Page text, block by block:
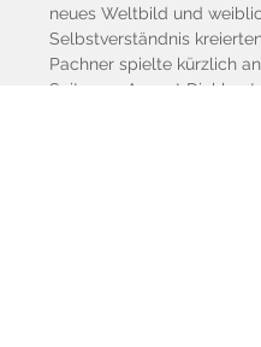
neues Weltbild und
Selbstverständnis
Pachner spielte kürzlich
Seite von August Diehl